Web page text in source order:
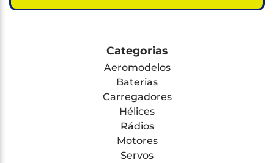
Categorias
Aeromodelos
Baterias
Carregadores
Hélices
Rádios
Motores
Servos